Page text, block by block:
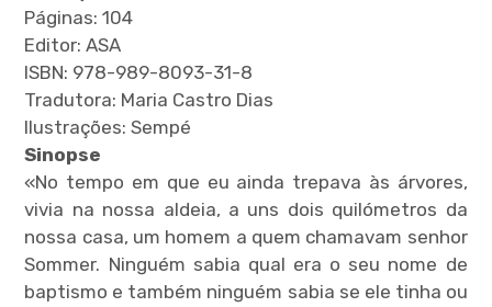
Páginas: 104
Editor: ASA
ISBN: 978-989-8093-31-8
Tradutora: Maria Castro Dias
Ilustrações: Sempé
Sinopse
«No tempo em que eu ainda trepava às árvores,
vivia na nossa aldeia, a uns dois quilómetros da
nossa casa, um homem a quem chamavam senhor
Sommer. Ninguém sabia qual era o seu nome de
baptismo e também ninguém sabia se ele tinha ou